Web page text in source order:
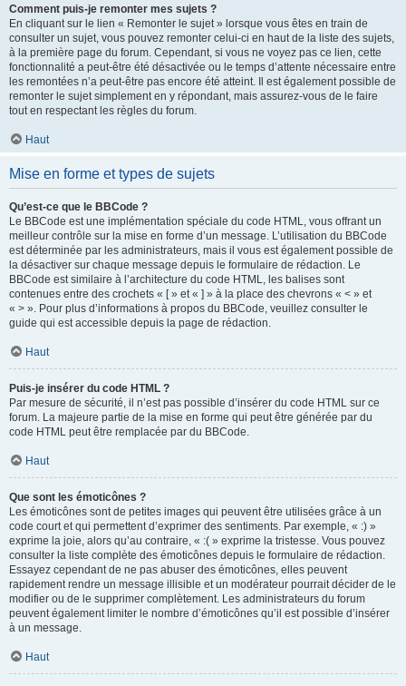
Comment puis-je remonter mes sujets ?
En cliquant sur le lien « Remonter le sujet » lorsque vous êtes en train de
consulter un sujet, vous pouvez remonter celui-ci en haut de la liste des sujets,
à la première page du forum. Cependant, si vous ne voyez pas ce lien, cette
fonctionnalité a peut-être été désactivée ou le temps d’attente nécessaire entre
les remontées n’a peut-être pas encore été atteint. Il est également possible de
remonter le sujet simplement en y répondant, mais assurez-vous de le faire
tout en respectant les règles du forum.
Haut
Mise en forme et types de sujets
Qu’est-ce que le BBCode ?
Le BBCode est une implémentation spéciale du code HTML, vous offrant un
meilleur contrôle sur la mise en forme d’un message. L’utilisation du BBCode
est déterminée par les administrateurs, mais il vous est également possible de
la désactiver sur chaque message depuis le formulaire de rédaction. Le
BBCode est similaire à l’architecture du code HTML, les balises sont
contenues entre des crochets « [ » et « ] » à la place des chevrons « < » et
« > ». Pour plus d’informations à propos du BBCode, veuillez consulter le
guide qui est accessible depuis la page de rédaction.
Haut
Puis-je insérer du code HTML ?
Par mesure de sécurité, il n’est pas possible d’insérer du code HTML sur ce
forum. La majeure partie de la mise en forme qui peut être générée par du
code HTML peut être remplacée par du BBCode.
Haut
Que sont les émoticônes ?
Les émoticônes sont de petites images qui peuvent être utilisées grâce à un
code court et qui permettent d’exprimer des sentiments. Par exemple, « :) »
exprime la joie, alors qu’au contraire, « :( » exprime la tristesse. Vous pouvez
consulter la liste complète des émoticônes depuis le formulaire de rédaction.
Essayez cependant de ne pas abuser des émoticônes, elles peuvent
rapidement rendre un message illisible et un modérateur pourrait décider de le
modifier ou de le supprimer complètement. Les administrateurs du forum
peuvent également limiter le nombre d’émoticônes qu’il est possible d’insérer
à un message.
Haut